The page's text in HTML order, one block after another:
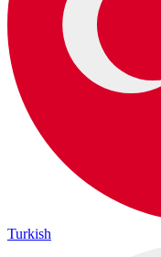
Turkish